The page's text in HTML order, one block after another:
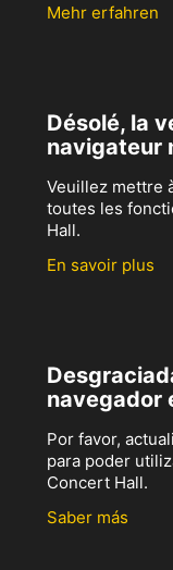
Mehr erfahren
Désolé, la
navigateur
Veuillez mettre
toutes les
Hall.
En savoir plus
navegador
Por favor,
para poder
Concert Hall.
Saber más